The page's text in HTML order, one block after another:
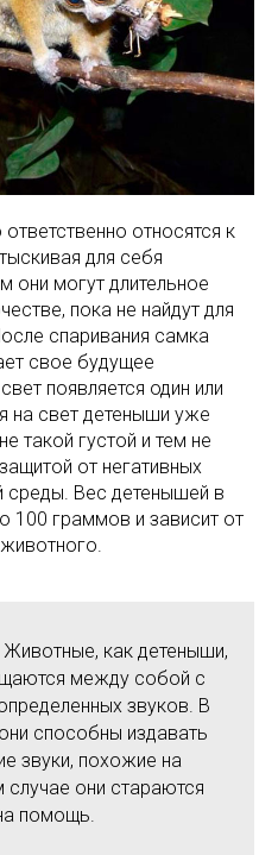
относятся к
для себя
они могут длительное
пока не найдут для
спаривания самка
свое будущее
появляется один или
свет детеныши уже
такой густой и тем не
от негативных
Вес детенышей в
100 граммов и зависит от
Животные, как детеныши,
между собой с
звуков. В
способны издавать
звуки, похожие на
случае они стараются
помощь.